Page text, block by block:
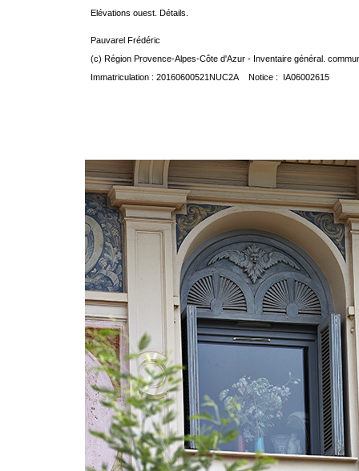
Elévations ouest. Détails.
Pauvarel Frédéric
(c) Région Provence-Alpes-Côte d'Azur - Inventaire général.
Immatriculation : 20160600521NUC2A Notice : IA06002615